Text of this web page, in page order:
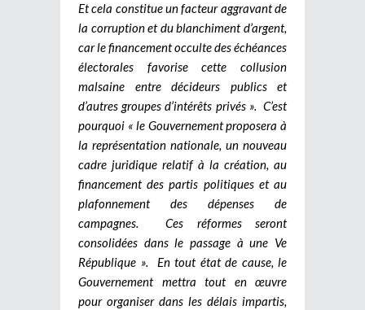
Et cela constitue un facteur aggravant de
la corruption et du blanchiment d’argent,
car le financement occulte des échéances
électorales favorise cette collusion
malsaine entre décideurs publics et
d’autres groupes d’intérêts privés ». C’est
pourquoi « le Gouvernement proposera à
la représentation nationale, un nouveau
cadre juridique relatif à la création, au
financement des partis politiques et au
plafonnement des dépenses de
campagnes. Ces réformes seront
consolidées dans le passage à une Ve
République ». En tout état de cause, le
Gouvernement mettra tout en œuvre
pour organiser dans les délais impartis,